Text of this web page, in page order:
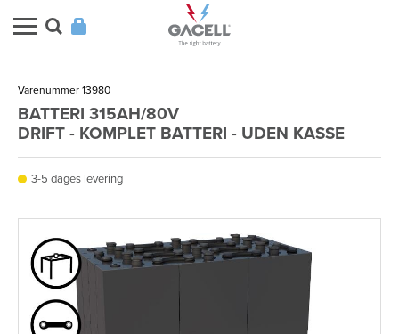
Varenummer 13980
BATTERI 315AH/80V
DRIFT - KOMPLET BATTERI - UDEN KASSE
3-5 dages levering